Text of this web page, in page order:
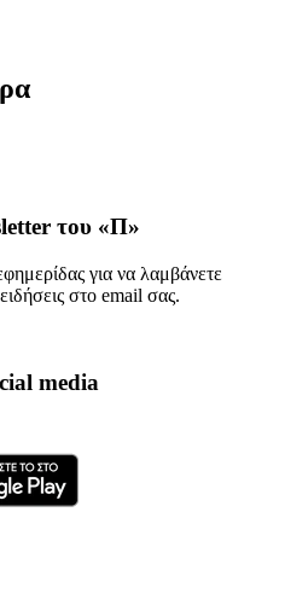
του «Π»
για να λαμβάνετε
στο email σας.
media